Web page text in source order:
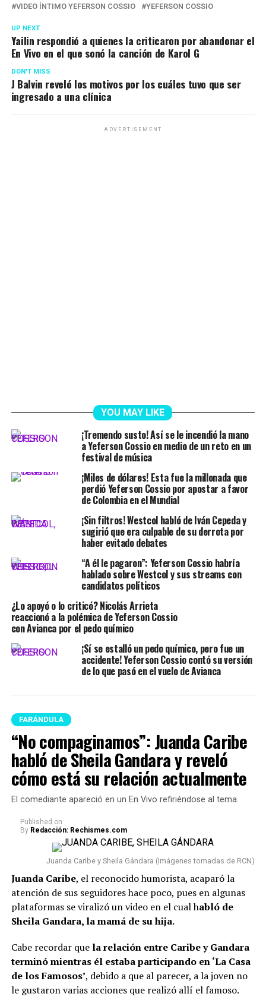
VIDEO ÍNTIMO YEFERSON COSSIO
YEFERSON COSSIO
UP NEXT
Yailin respondió a quienes la criticaron por abandonar el
En Vivo en el que sonó la canción de Karol G
DON'T MISS
J Balvin reveló los motivos por los cuáles tuvo que ser
ingresado a una clínica
ADVERTISEMENT
YOU MAY LIKE
¡Tremendo susto! Así se le incendió la mano
a Yeferson Cossio en medio de un reto en un
festival de música
¡Miles de dólares! Esta fue la millonada que
perdió Yeferson Cossio por apostar a favor
de Colombia en el Mundial
¡Sin filtros! Westcol habló de Iván Cepeda y
sugirió que era culpable de su derrota por
haber evitado debates
“A él le pagaron”: Yeferson Cossio habría
hablado sobre Westcol y sus streams con
candidatos políticos
¿Lo apoyó o lo criticó? Nicolás Arrieta
reaccionó a la polémica de Yeferson Cossio
con Avianca por el pedo químico
¡Sí se estalló un pedo químico, pero fue un
accidente! Yeferson Cossio contó su versión
de lo que pasó en el vuelo de Avianca
FARÁNDULA
“No compaginamos”: Juanda Caribe
habló de Sheila Gandara y reveló
cómo está su relación actualmente
El comediante apareció en un En Vivo refiriéndose al tema.
Published on
By Redacción: Rechismes.com
Juanda Caribe y Sheila Gándara (Imágenes tomadas de RCN)
Juanda Caribe, el reconocido humorista, acaparó la
atención de sus seguidores hace poco, pues en algunas
plataformas se viralizó un video en el cual habló de
Sheila Gandara, la mamá de su hija.
Cabe recordar que la relación entre Caribe y Gandara
terminó mientras él estaba participando en ‘La Casa
de los Famosos’, debido a que al parecer, a la joven no
le gustaron varias acciones que realizó allí el famoso.